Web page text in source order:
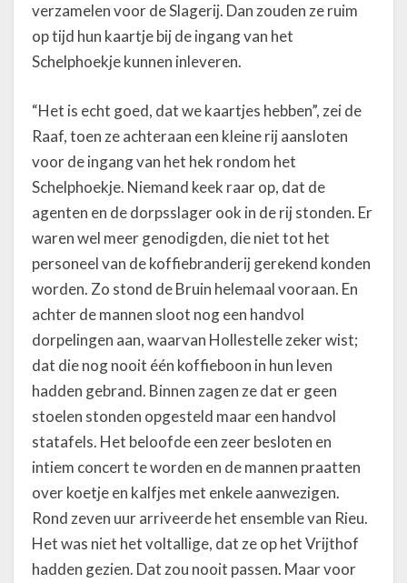
verzamelen voor de Slagerij. Dan zouden ze ruim
op tijd hun kaartje bij de ingang van het
Schelphoekje kunnen inleveren.
“Het is echt goed, dat we kaartjes hebben”, zei de
Raaf, toen ze achteraan een kleine rij aansloten
voor de ingang van het hek rondom het
Schelphoekje. Niemand keek raar op, dat de
agenten en de dorpsslager ook in de rij stonden. Er
waren wel meer genodigden, die niet tot het
personeel van de koffiebranderij gerekend konden
worden. Zo stond de Bruin helemaal vooraan. En
achter de mannen sloot nog een handvol
dorpelingen aan, waarvan Hollestelle zeker wist;
dat die nog nooit één koffieboon in hun leven
hadden gebrand. Binnen zagen ze dat er geen
stoelen stonden opgesteld maar een handvol
statafels. Het beloofde een zeer besloten en
intiem concert te worden en de mannen praatten
over koetje en kalfjes met enkele aanwezigen.
Rond zeven uur arriveerde het ensemble van Rieu.
Het was niet het voltallige, dat ze op het Vrijthof
hadden gezien. Dat zou nooit passen. Maar voor